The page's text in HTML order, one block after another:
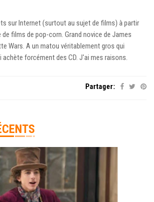
sur Internet (surtout au sujet de films) à partir
de films de pop-corn. Grand novice de James
Wars. A un matou véritablement gros qui
achète forcément des CD. J'ai mes raisons.
Partager: